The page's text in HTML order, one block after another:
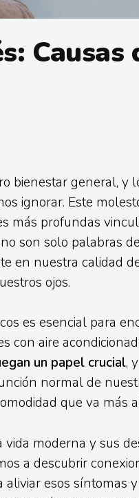
Causas
bienestar general, y
ignorar. Este
más profundas
no son solo palabras
en nuestra calidad
ojos.
es esencial para
con aire
un papel crucial,
normal de
que va más
moderna y sus
a descubrir
esos síntomas